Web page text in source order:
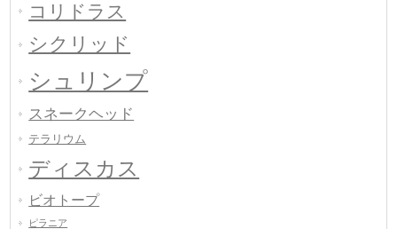
コリドラス
シクリッド
シュリンプ
スネークヘッド
テラリウム
ディスカス
ビオトープ
ピラニア